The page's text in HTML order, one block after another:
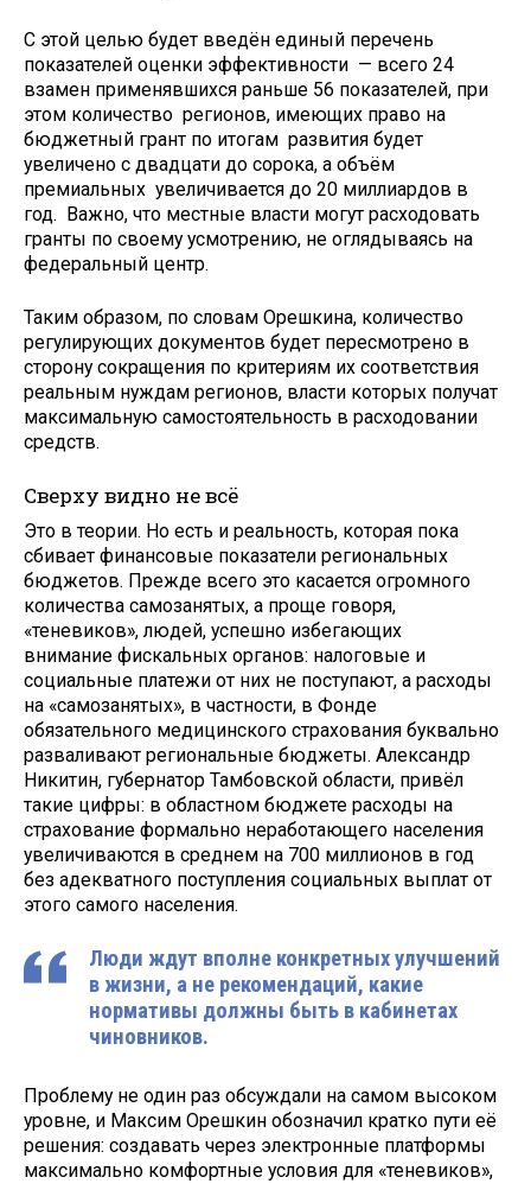
С этой целью будет введён единый перечень
показателей оценки эффективности — всего 24
взамен применявшихся раньше 56 показателей, при
этом количество регионов, имеющих право на
бюджетный грант по итогам развития будет
увеличено с двадцати до сорока, а объём
премиальных увеличивается до 20 миллиардов в
год. Важно, что местные власти могут расходовать
гранты по своему усмотрению, не оглядываясь на
федеральный центр.
Таким образом, по словам Орешкина, количество
регулирующих документов будет пересмотрено в
сторону сокращения по критериям их соответствия
реальным нуждам регионов, власти которых получат
максимальную самостоятельность в расходовании
средств.
Сверху видно не всё
Это в теории. Но есть и реальность, которая пока
сбивает финансовые показатели региональных
бюджетов. Прежде всего это касается огромного
количества самозанятых, а проще говоря,
«теневиков», людей, успешно избегающих
внимание фискальных органов: налоговые и
социальные платежи от них не поступают, а расходы
на «самозанятых», в частности, в Фонде
обязательного медицинского страхования буквально
разваливают региональные бюджеты. Александр
Никитин, губернатор Тамбовской области, привёл
такие цифры: в областном бюджете расходы на
страхование формально неработающего населения
увеличиваются в среднем на 700 миллионов в год
без адекватного поступления социальных выплат от
этого самого населения.
Люди ждут вполне конкретных улучшений
в жизни, а не рекомендаций, какие
нормативы должны быть в кабинетах
чиновников.
Проблему не один раз обсуждали на самом высоком
уровне, и Максим Орешкин обозначил кратко пути её
решения: создавать через электронные платформы
максимально комфортные условия для «теневиков»,